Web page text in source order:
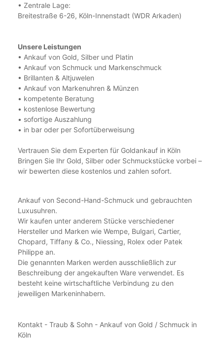
• Zentrale Lage:
Breitestraße 6-26, Köln-Innenstadt (WDR Arkaden)
Unsere Leistungen
• Ankauf von Gold, Silber und Platin
• Ankauf von Schmuck und Markenschmuck
• Brillanten & Altjuwelen
• Ankauf von Markenuhren & Münzen
• kompetente Beratung
• kostenlose Bewertung
• sofortige Auszahlung
• in bar oder per Sofortüberweisung
Vertrauen Sie dem Experten für Goldankauf in Köln
Bringen Sie Ihr Gold, Silber oder Schmuckstücke vorbei –
wir bewerten diese kostenlos und zahlen sofort.
Ankauf von Second-Hand-Schmuck und gebrauchten
Luxusuhren.
Wir kaufen unter anderem Stücke verschiedener
Hersteller und Marken wie Wempe, Bulgari, Cartier,
Chopard, Tiffany & Co., Niessing, Rolex oder Patek
Philippe an.
Die genannten Marken werden ausschließlich zur
Beschreibung der angekauften Ware verwendet. Es
besteht keine wirtschaftliche Verbindung zu den
jeweiligen Markeninhabern.
Kontakt - Traub & Sohn - Ankauf von Gold / Schmuck in
Köln